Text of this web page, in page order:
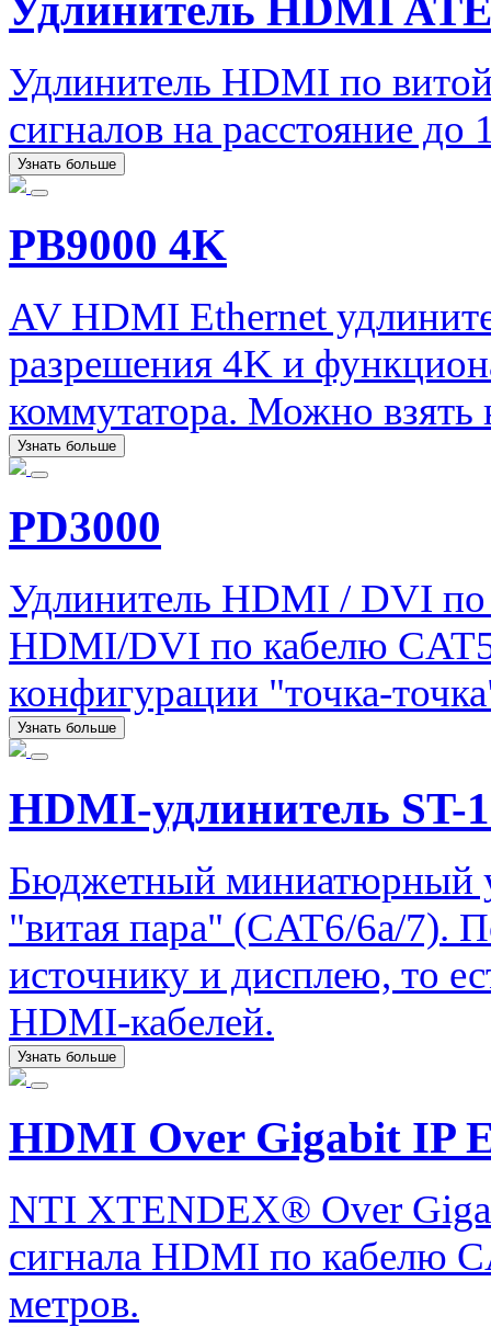
Удлинитель HDMI
Удлинитель HDMI по
сигналов на расстояние
Узнать больше
PB9000 4K
AV HDMI Ethernet
разрешения 4K и
коммутатора. Можно взять
Узнать больше
PD3000
Удлинитель HDMI / DVI по
HDMI/DVI по кабелю
конфигурации "точка-
Узнать больше
HDMI-удлинитель
Бюджетный миниатюрный
"витая пара" (CAT6/6a/7).
источнику и дисплею, то
HDMI-кабелей.
Узнать больше
HDMI Over Gigabit IP
NTI XTENDEX® Over
сигнала HDMI по кабелю
метров.